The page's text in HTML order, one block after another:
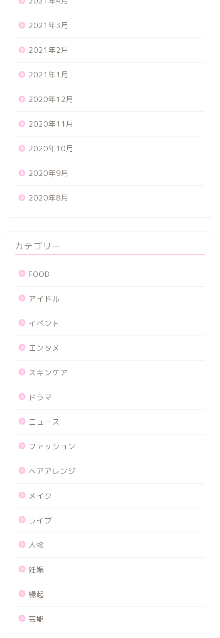
2021年3月
2021年2月
2021年1月
2020年12月
2020年11月
2020年10月
2020年9月
2020年8月
カテゴリー
FOOD
アイドル
イベント
エンタメ
スキンケア
ドラマ
ニュース
ファッション
ヘアアレンジ
メイク
ライブ
人物
妊娠
縁起
芸能